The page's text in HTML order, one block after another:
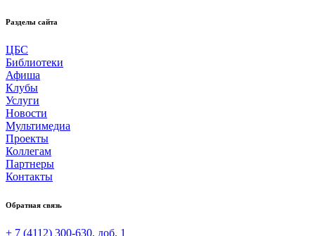
Разделы сайта
ЦБС
Библиотеки
Афиша
Клубы
Услуги
Новости
Мультимедиа
Проекты
Коллегам
Партнеры
Контакты
Обратная связь
+ 7 (4112) 300-630, доб. 1